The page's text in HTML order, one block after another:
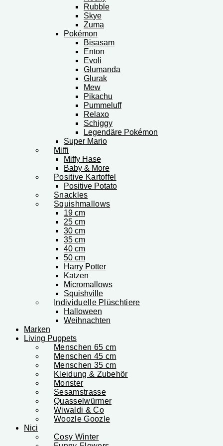
Rubble
Skye
Zuma
Pokémon
Bisasam
Enton
Evoli
Glumanda
Glurak
Mew
Pikachu
Pummeluff
Relaxo
Schiggy
Legendäre Pokémon
Super Mario
Miffi
Miffy Hase
Baby & More
Positive Kartoffel
Positive Potato
Snackles
Squishmallows
19 cm
25 cm
30 cm
35 cm
40 cm
50 cm
Harry Potter
Katzen
Micromallows
Squishville
Individuelle Plüschtiere
Halloween
Weihnachten
Marken
Living Puppets
Menschen 65 cm
Menschen 45 cm
Menschen 35 cm
Kleidung & Zubehör
Monster
Sesamstrasse
Quasselwürmer
Wiwaldi & Co
Woozle Goozle
Nici
Cosy Winter